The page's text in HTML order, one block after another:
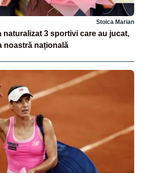
Stoica Marian
naturalizat 3 sportivi care au jucat,
noastră națională